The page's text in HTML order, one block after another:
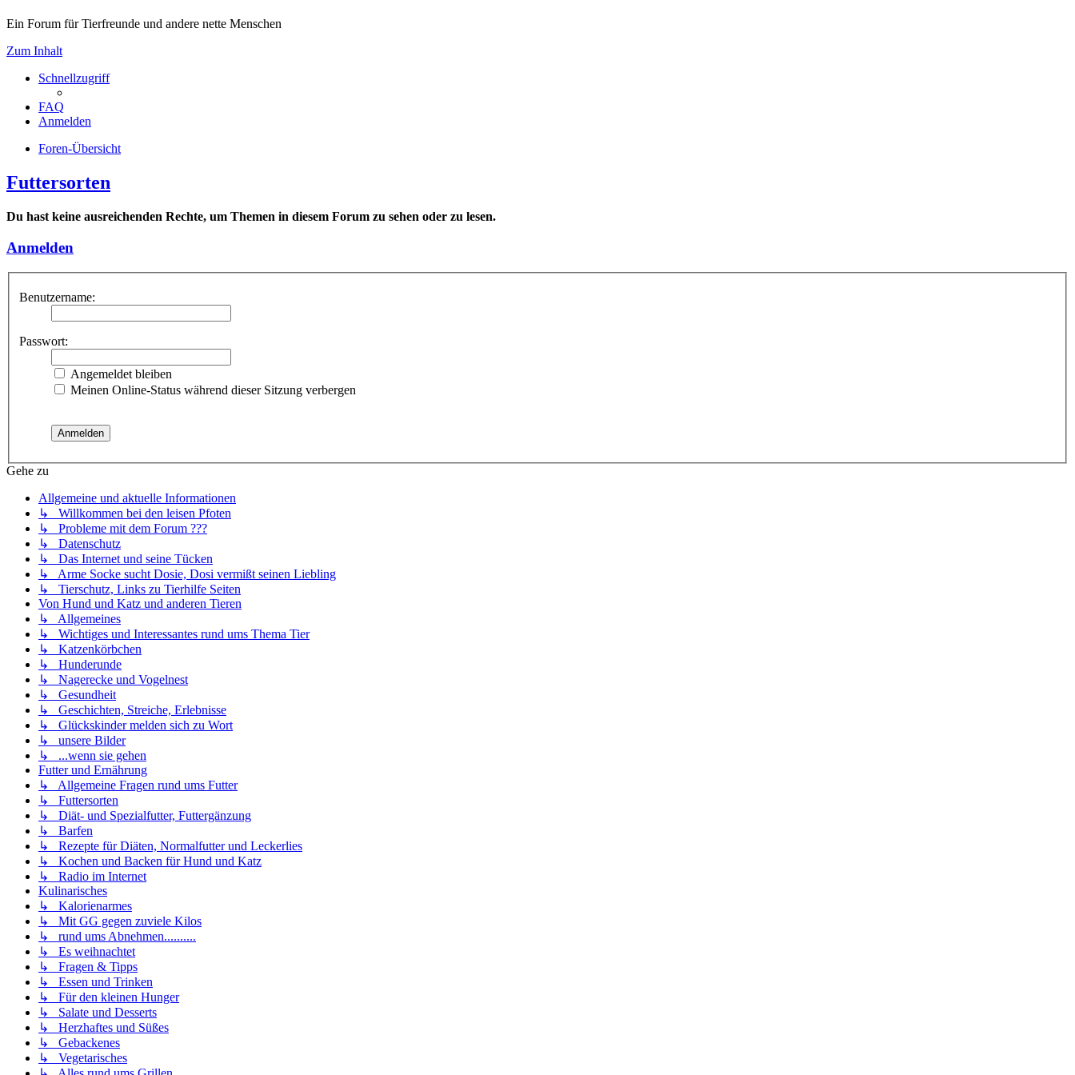
Ein Forum für Tierfreunde und andere nette Menschen
Zum Inhalt
Schnellzugriff
FAQ
Anmelden
Foren-Übersicht
Futtersorten
Du hast keine ausreichenden Rechte, um Themen in diesem Forum zu sehen oder zu lesen.
Anmelden
Benutzername:
Passwort:
Angemeldet bleiben
Meinen Online-Status während dieser Sitzung verbergen
Gehe zu
Allgemeine und aktuelle Informationen
↳ Willkommen bei den leisen Pfoten
↳ Probleme mit dem Forum ???
↳ Datenschutz
↳ Das Internet und seine Tücken
↳ Arme Socke sucht Dosie, Dosi vermißt seinen Liebling
↳ Tierschutz, Links zu Tierhilfe Seiten
Von Hund und Katz und anderen Tieren
↳ Allgemeines
↳ Wichtiges und Interessantes rund ums Thema Tier
↳ Katzenkörbchen
↳ Hunderunde
↳ Nagerecke und Vogelnest
↳ Gesundheit
↳ Geschichten, Streiche, Erlebnisse
↳ Glückskinder melden sich zu Wort
↳ unsere Bilder
↳ ...wenn sie gehen
Futter und Ernährung
↳ Allgemeine Fragen rund ums Futter
↳ Futtersorten
↳ Diät- und Spezialfutter, Futtergänzung
↳ Barfen
↳ Rezepte für Diäten, Normalfutter und Leckerlies
↳ Kochen und Backen für Hund und Katz
↳ Radio im Internet
Kulinarisches
↳ Kalorienarmes
↳ Mit GG gegen zuviele Kilos
↳ rund ums Abnehmen..........
↳ Es weihnachtet
↳ Fragen & Tipps
↳ Essen und Trinken
↳ Für den kleinen Hunger
↳ Salate und Desserts
↳ Herzhaftes und Süßes
↳ Gebackenes
↳ Vegetarisches